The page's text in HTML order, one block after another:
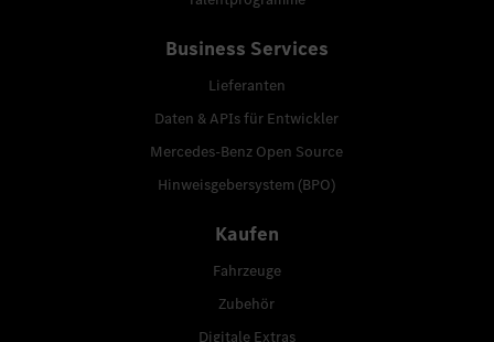
Business Services
Lieferanten
Daten & APIs für Entwickler
Mercedes-Benz Open Source
Hinweisgebersystem (BPO)
Kaufen
Fahrzeuge
Zubehör
Digitale Extras